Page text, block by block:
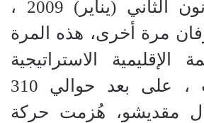
في 25 كانون الثاني (يناير) 2009 ،
مرة أخرى، هذه المرة
الإقليمية الاستراتيجية
طوسمريب ، على بعد حوالي 310
مقديشو، هُزمت حركة